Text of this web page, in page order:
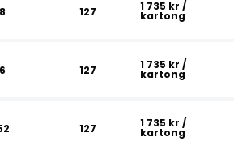
127 1 735 kr /
kartong
127 1 735 kr /
kartong
127 1 735 kr /
kartong